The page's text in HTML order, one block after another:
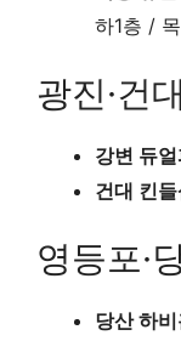
하1층 /
광진·건
강변 듀
건대 킨
영등포·
당산 하